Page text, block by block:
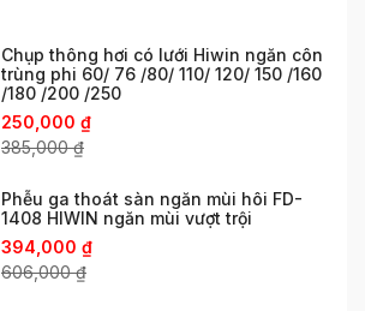
Chụp thông hơi có lưới Hiwin ngăn côn
trùng phi 60/ 76 /80/ 110/ 120/ 150 /160
/180 /200 /250
250,000 ₫
385,000₫
Phễu ga thoát sàn ngăn mùi hôi FD-
1408 HIWIN ngăn mùi vượt trội
394,000 ₫
606,000₫